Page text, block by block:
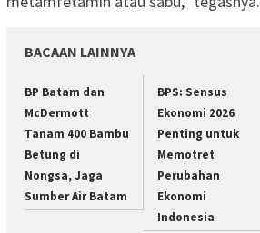
BACAAN LAINNYA
BP Batam dan
McDermott
Tanam 400 Bambu
Betung di
Nongsa, Jaga
Sumber Air Batam
BPS: Sensus
Ekonomi 2026
Penting untuk
Memotret
Perubahan
Ekonomi
Indonesia